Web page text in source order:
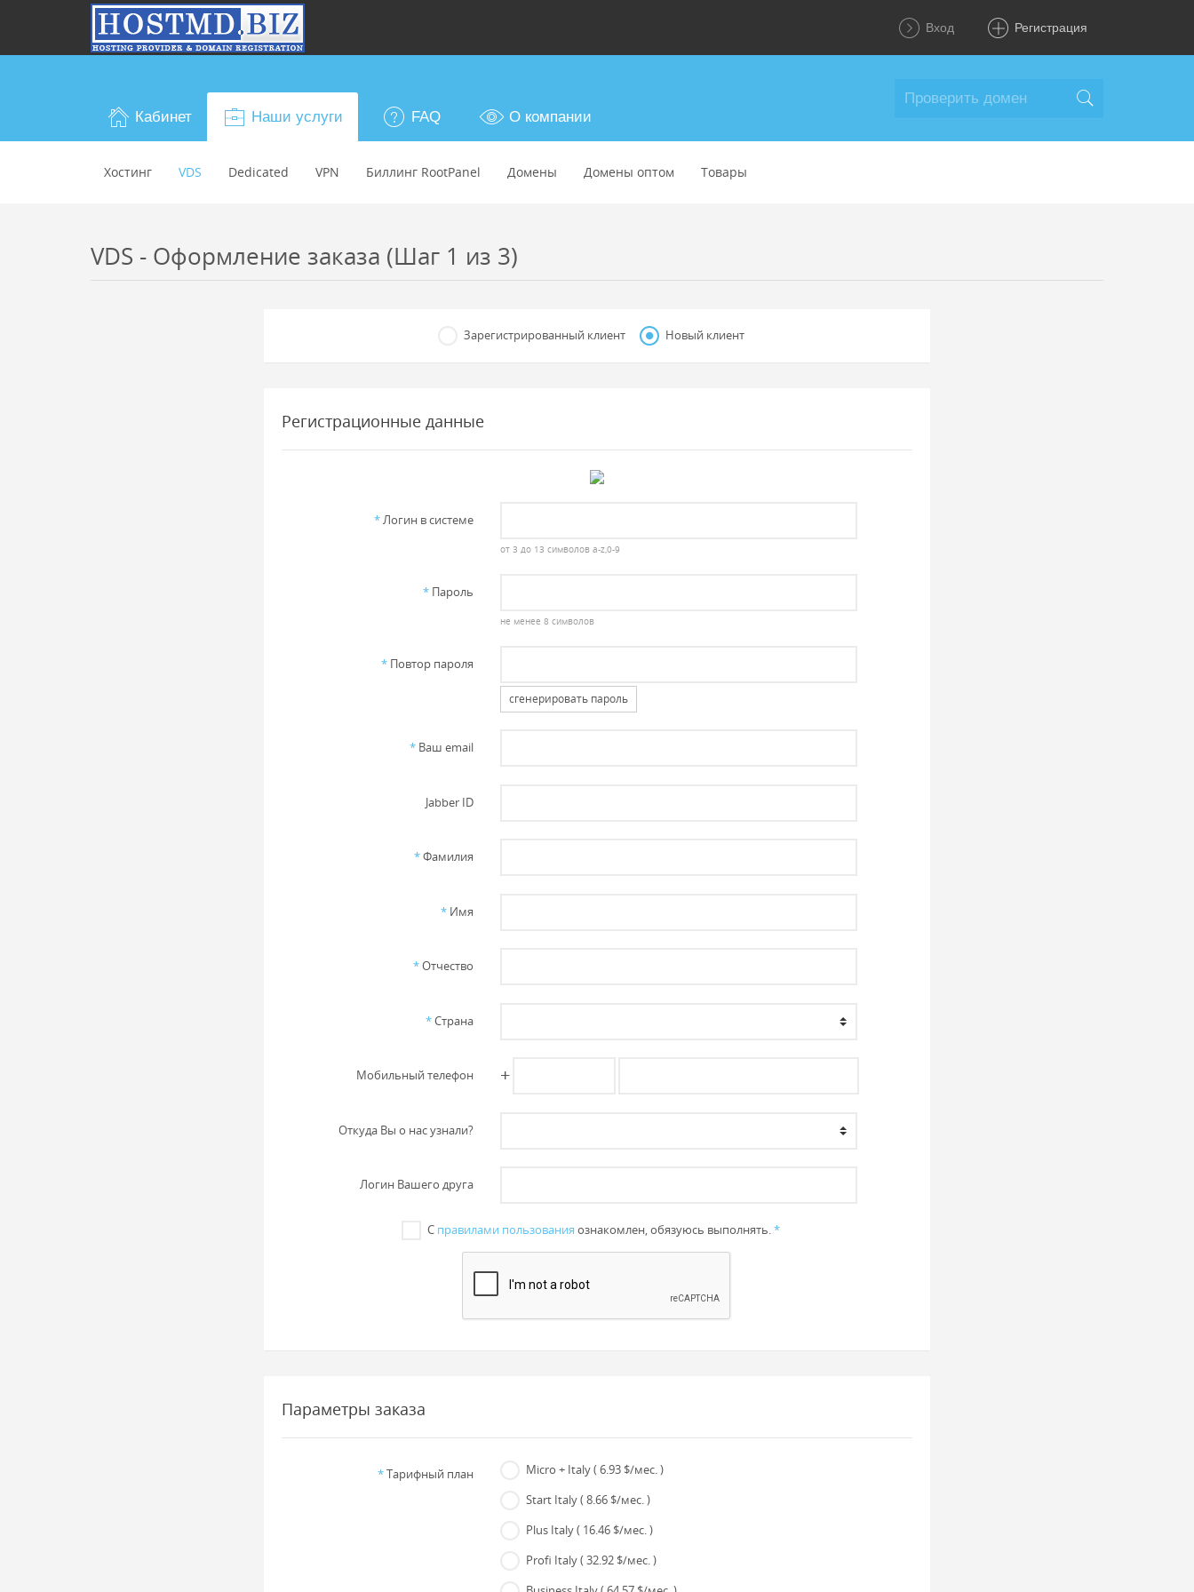
Вход Регистрация
Кабинет Наши услуги
Хостинг VDS Dedicated VPN Биллинг RootPanel Домены Домены оптом Товары
FAQ О компании
VDS - Оформление заказа (Шаг 1 из 3)
Зарегистрированный клиент Новый клиент
Регистрационные данные
*Логин в системе
от 3 до 13 символов a-z,0-9
* Пароль
не менее 8 символов
* Повтор пароля
сгенерировать пароль
* Ваш email
Jabber ID
*Фамилия
* Имя
*Отчество
*Страна
Мобильный телефон +
Откуда Вы о нас узнали?
Логин Вашего друга
С правилами пользования ознакомлен, обязуюсь выполнять.*
Параметры заказа
*Тарифный план Micro + Italy( 6.93 $/мес. )
Start Italy( 8.66 $/мес. )
Plus Italy( 16.46 $/мес. )
Profi Italy( 32.92 $/мес. )